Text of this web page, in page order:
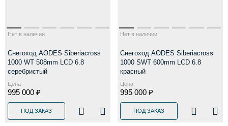
Нет в наличии
Снегоход AODES Siberiacross
1000 WT 508mm LCD 6.8
серебристый
Цена
995 000 ₽
ПОД ЗАКАЗ
Нет в наличии
Снегоход AODES Siberiacross
1000 SWT 600mm LCD 6.8
красный
Цена
995 000 ₽
ПОД ЗАКАЗ